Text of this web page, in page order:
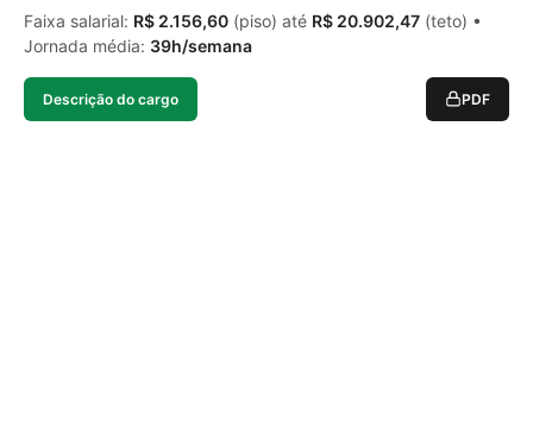
Faixa salarial: R$ 2.156,60 (piso) até R$ 20.902,47 (teto) •
Jornada média: 39h/semana
Descrição do cargo PDF